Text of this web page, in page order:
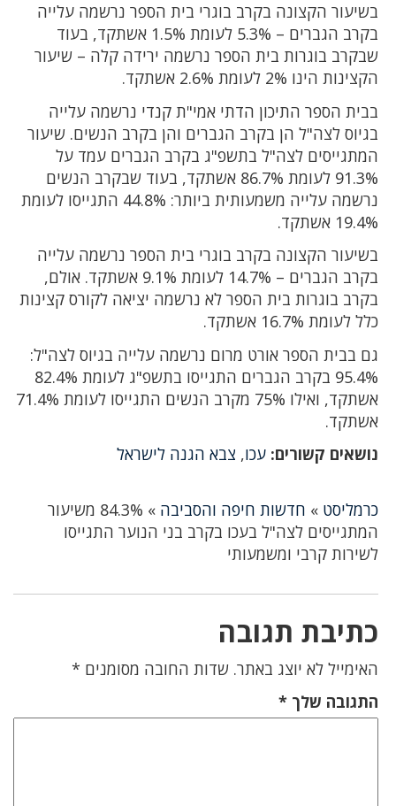
בשיעור הקצונה בקרב בוגרי בית הספר נרשמה עלייה
בקרב הגברים – 5.3% לעומת 1.5% אשתקד, בעוד
שבקרב בוגרות בית הספר נרשמה ירידה קלה – שיעור
הקצינות הינו 2% לעומת 2.6% אשתקד.
בבית הספר התיכון הדתי אמי"ת קנדי נרשמה עלייה
בגיוס לצה"ל הן בקרב הגברים והן בקרב הנשים. שיעור
המתגייסים לצה"ל בתשפ"ג בקרב הגברים עמד על
91.3% לעומת 86.7% אשתקד, בעוד שבקרב הנשים
נרשמה עלייה משמעותית ביותר: 44.8% התגייסו לעומת
19.4% אשתקד.
בשיעור הקצונה בקרב בוגרי בית הספר נרשמה עלייה
בקרב הגברים – 14.7% לעומת 9.1% אשתקד. אולם,
בקרב בוגרות בית הספר לא נרשמה יציאה לקורס קצינות
כלל לעומת 16.7% אשתקד.
גם בבית הספר אורט מרום נרשמה עלייה בגיוס לצה"ל:
95.4% בקרב הגברים התגייסו בתשפ"ג לעומת 82.4%
אשתקד, ואילו 75% מקרב הנשים התגייסו לעומת 71.4%
אשתקד.
נושאים קשורים: עכו, צבא הגנה לישראל
כרמליסט » חדשות חיפה והסביבה »
84.3% משיעור
המתגייסים לצה"ל בעכו בקרב בני הנוער התגייסו
לשירות קרבי ומשמעותי
כתיבת תגובה
האימייל לא יוצג באתר. שדות החובה מסומנים *
התגובה שלך *